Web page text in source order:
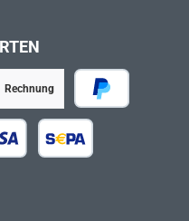
PayPal
Rechnung